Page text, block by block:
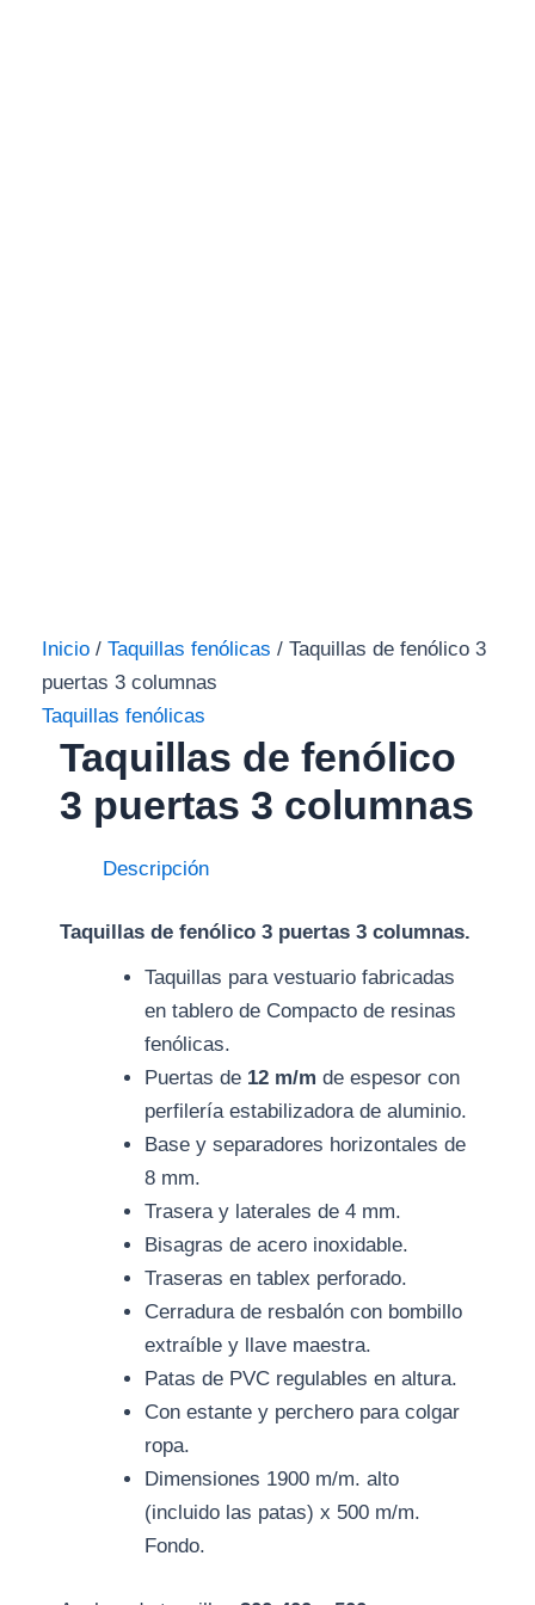
Inicio / Taquillas fenólicas / Taquillas de fenólico 3
puertas 3 columnas
Taquillas fenólicas
Taquillas de fenólico
3 puertas 3 columnas
Descripción
Taquillas de fenólico 3 puertas 3 columnas.
Taquillas para vestuario fabricadas
en tablero de Compacto de resinas
fenólicas.
Puertas de 12 m/m de espesor con
perfilería estabilizadora de aluminio.
Base y separadores horizontales de
8 mm.
Trasera y laterales de 4 mm.
Bisagras de acero inoxidable.
Traseras en tablex perforado.
Cerradura de resbalón con bombillo
extraíble y llave maestra.
Patas de PVC regulables en altura.
Con estante y perchero para colgar
ropa.
Dimensiones 1900 m/m. alto
(incluido las patas) x 500 m/m.
Fondo.